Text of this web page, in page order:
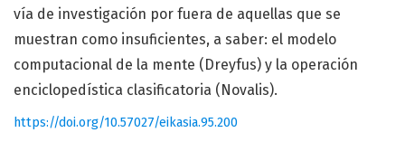
vía de investigación por fuera de aquellas que se
muestran como insuficientes, a saber: el modelo
computacional de la mente (Dreyfus) y la operación
enciclopedística clasificatoria (Novalis).
https://doi.org/10.57027/eikasia.95.200